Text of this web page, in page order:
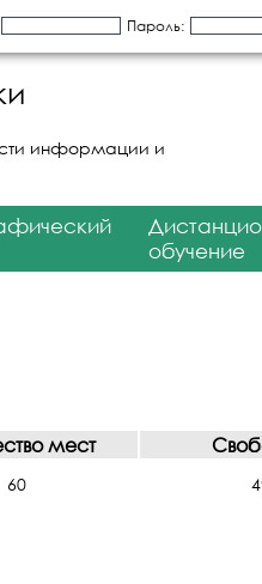
Пароль:
информации и
обучение
мест
60